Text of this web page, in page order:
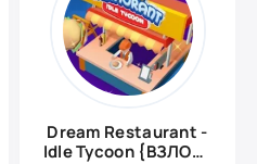
Dream Restaurant -
Idle Tycoon {ВЗЛОМ: